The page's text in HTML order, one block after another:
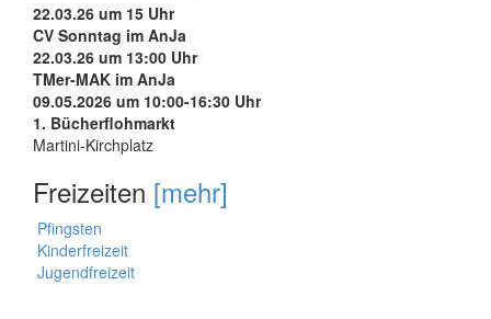
22.03.26 um 15 Uhr
CV Sonntag im AnJa
22.03.26 um 13:00 Uhr
TMer-MAK im AnJa
09.05.2026 um 10:00-16:30 Uhr
1. Bücherflohmarkt
Martini-Kirchplatz
Freizeiten [mehr]
Pfingsten
Kinderfreizeit
Jugendfreizeit